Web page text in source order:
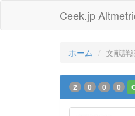
Ceek.jp
ホーム 文献詳
2 0 0 0